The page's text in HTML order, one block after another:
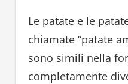
Le patate e le
chiamate “patate
sono simili nella
completamente